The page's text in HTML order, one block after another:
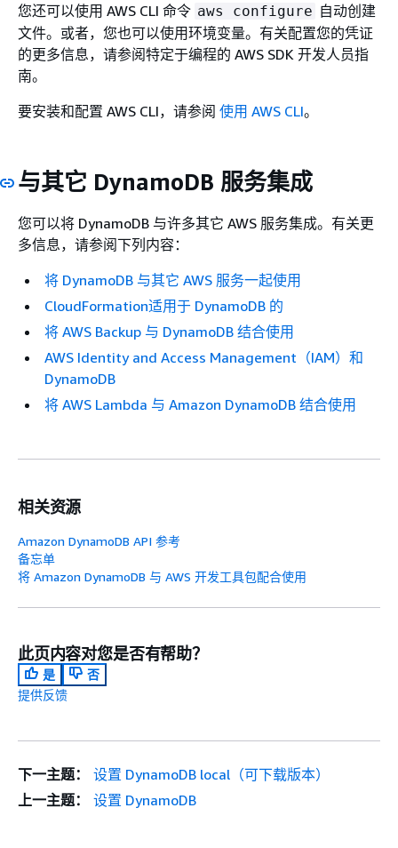
您还可以使用 AWS CLI 命令 aws configure 自动创建
文件。或者，您也可以使用环境变量。有关配置您的凭证
的更多信息，请参阅特定于编程的 AWS SDK 开发人员指
南。
要安装和配置 AWS CLI，请参阅 使用 AWS CLI。
与其它 DynamoDB 服务集成
您可以将 DynamoDB 与许多其它 AWS 服务集成。有关更
多信息，请参阅下列内容：
将 DynamoDB 与其它 AWS 服务一起使用
CloudFormation适用于 DynamoDB 的
将 AWS Backup 与 DynamoDB 结合使用
AWS Identity and Access Management（IAM）和
DynamoDB
将 AWS Lambda 与 Amazon DynamoDB 结合使用
相关资源
Amazon DynamoDB API 参考
备忘单
将 Amazon DynamoDB 与 AWS 开发工具包配合使用
此页内容对您是否有帮助？
是
否
提供反馈
下一主题：
设置 DynamoDB local（可下载版本）
上一主题：
设置 DynamoDB